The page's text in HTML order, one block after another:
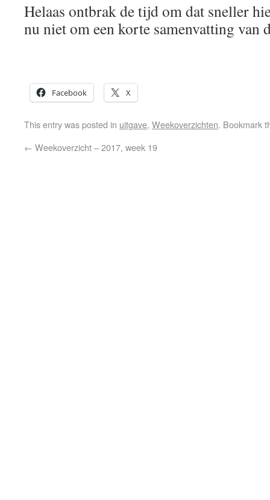
Helaas ontbrak de tijd om dat sneller
nu niet om een korte samenvatting van
Facebook X
This entry was posted in uitgave, Weekoverzichten. Bookmark
← Weekoverzicht – 2017, week 19